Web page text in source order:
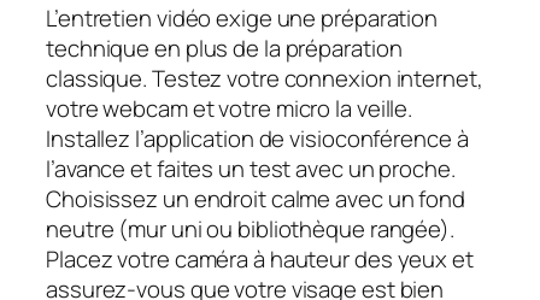
L’entretien vidéo exige une préparation
technique en plus de la préparation
classique. Testez votre connexion internet,
votre webcam et votre micro la veille.
Installez l’application de visioconférence à
l’avance et faites un test avec un proche.
Choisissez un endroit calme avec un fond
neutre (mur uni ou bibliothèque rangée).
Placez votre caméra à hauteur des yeux et
assurez-vous que votre visage est bien